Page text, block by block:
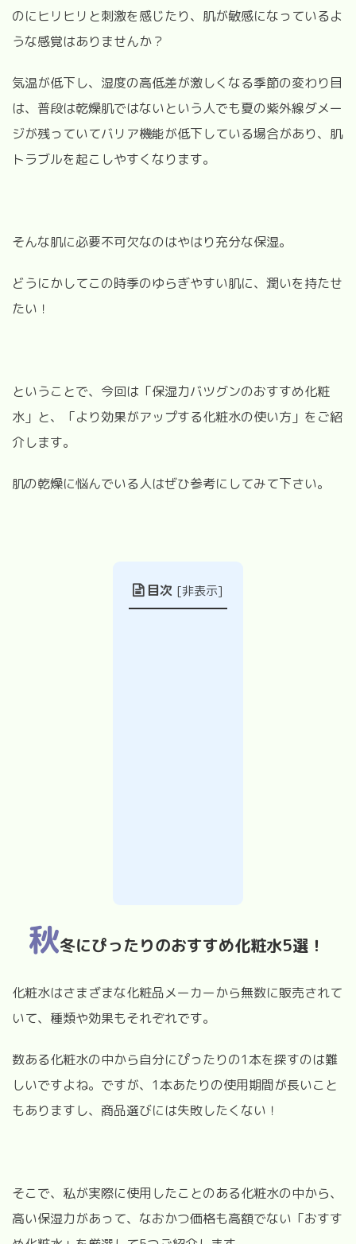
のにヒリヒリと刺激を感じたり、肌が敏感になっているよ
うな感覚はありませんか？
気温が低下し、湿度の高低差が激しくなる季節の変わり目
は、普段は乾燥肌ではないという人でも夏の紫外線ダメー
ジが残っていてバリア機能が低下している場合があり、肌
トラブルを起こしやすくなります。
そんな肌に必要不可欠なのはやはり充分な保湿。
どうにかしてこの時季のゆらぎやすい肌に、潤いを持たせ
たい！
ということで、今回は「保湿力バツグンのおすすめ化粧
水」と、「より効果がアップする化粧水の使い方」をご紹
介します。
肌の乾燥に悩んでいる人はぜひ参考にしてみて下さい。
目次 [非表示]
秋冬にぴったりのおすすめ化粧水5選！
化粧水はさまざまな化粧品メーカーから無数に販売されて
いて、種類や効果もそれぞれです。
数ある化粧水の中から自分にぴったりの1本を探すのは難
しいですよね。ですが、1本あたりの使用期間が長いこと
もありますし、商品選びには失敗したくない！
そこで、私が実際に使用したことのある化粧水の中から、
高い保湿力があって、なおかつ価格も高額でない「おすす